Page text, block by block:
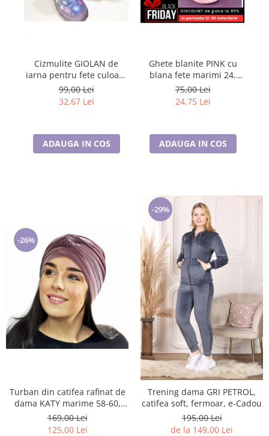
Cizmulite GIOLAN de
iarna pentru fete culoare
NAVY / PINK marimi 25-29
99,00 Lei
32,67 Lei
ADAUGA IN COS
Ghete blanite PINK cu
blana fete marimi 24,
inchidere cu scai si
fermoar
75,00 Lei
24,75 Lei
ADAUGA IN COS
-26%
Turban din catifea rafinat de
dama KATY marime 58-60,
captuseala polar, culoare roz
pudra inchis
169,00 Lei
125,00 Lei
-29%
Trening dama GRI PETROL,
catifea soft, fermoar, e-Cadou
195,00 Lei
de la 149,00 Lei